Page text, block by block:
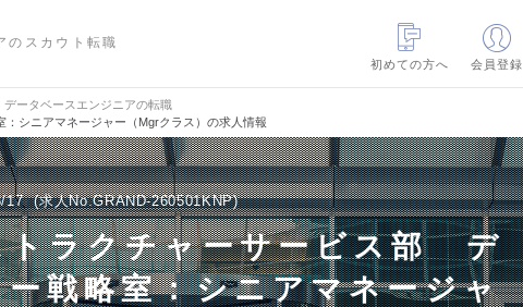
のスカウト転職
初めての方へ
会員登録
データベースエンジニアの転職
シニアマネージャー（Mgrクラス）の求人情報
17 求人No.GRAND-260501KNP
トラクチャーサービス部 デ
戦略室：シニアマネージャ